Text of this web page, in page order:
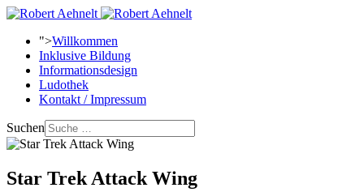
">Willkommen
Inklusive Bildung
Informationsdesign
Ludothek
Kontakt / Impressum
Suchen
Star Trek Attack Wing